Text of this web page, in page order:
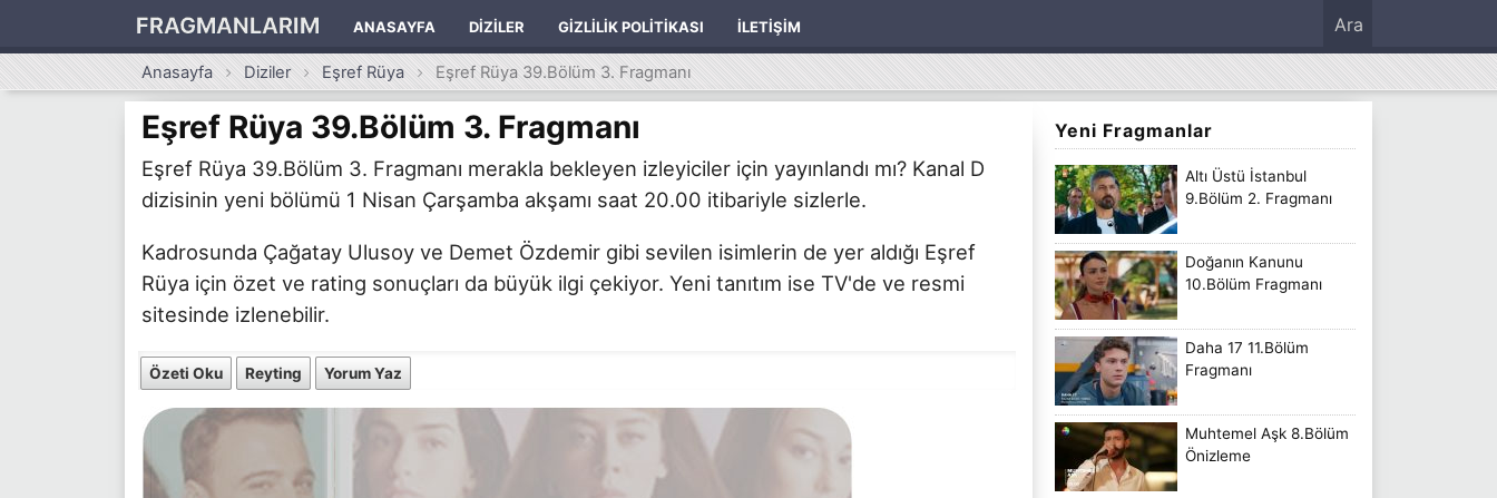
FRAGMANLARIM ANASAYFA DIZILER GIZLILIK POLITIKASI İLETIŞIM Ara
Anasayfa Diziler Eşref Rüya Eşref Rüya 39.Bölüm 3. Fragmanı
Eşref Rüya 39.Bölüm 3. Fragmanı
Eşref Rüya 39.Bölüm 3. Fragmanı merakla bekleyen izleyiciler için yayınlandı mı? Kanal D
dizisinin yeni bölümü 1 Nisan Çarşamba akşamı saat 20.00 itibariyle sizlerle.
Kadrosunda Çağatay Ulusoy ve Demet Özdemir gibi sevilen isimlerin de yer aldığı Eşref
Rüya için özet ve rating sonuçları da büyük ilgi çekiyor. Yeni tanıtım ise TV'de ve resmi
sitesinde izlenebilir.
Özeti Oku Reyting Yorum Yaz
Yeni Fragmanlar
Altı Üstü İstanbul
9.Bölüm 2. Fragmanı
Doğanın Kanunu
10.Bölüm Fragmanı
Daha 17 11.Bölüm
Fragmanı
Muhtemel Aşk 8.Bölüm
Önizleme